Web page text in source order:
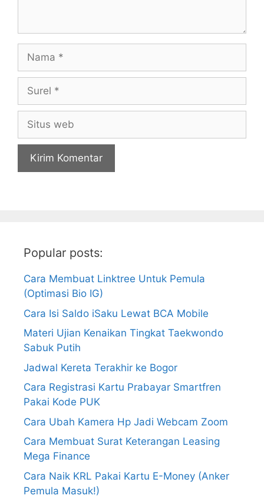
web
Popular posts:
Cara Membuat Linktree Untuk Pemula
(Optimasi Bio IG)
Cara Isi Saldo iSaku Lewat BCA Mobile
Materi Ujian Kenaikan Tingkat Taekwondo
Sabuk Putih
Jadwal Kereta Terakhir ke Bogor
Cara Registrasi Kartu Prabayar Smartfren
Pakai Kode PUK
Cara Ubah Kamera Hp Jadi Webcam Zoom
Cara Membuat Surat Keterangan Leasing
Mega Finance
Cara Naik KRL Pakai Kartu E-Money (Anker
Pemula Masuk!)